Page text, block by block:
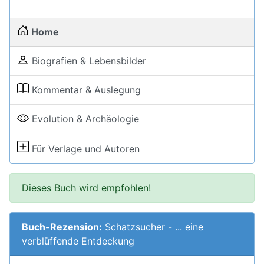
Home
Biografien & Lebensbilder
Kommentar & Auslegung
Evolution & Archäologie
Für Verlage und Autoren
Dieses Buch wird empfohlen!
Buch-Rezension: Schatzsucher - ... eine
verblüffende Entdeckung